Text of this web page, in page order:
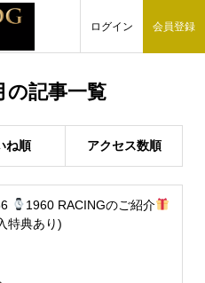
ログイン 会員登録
記事一覧
ね順 アクセス数順
1960 RACINGのご紹介
特典あり)